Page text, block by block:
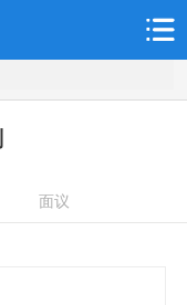
面议